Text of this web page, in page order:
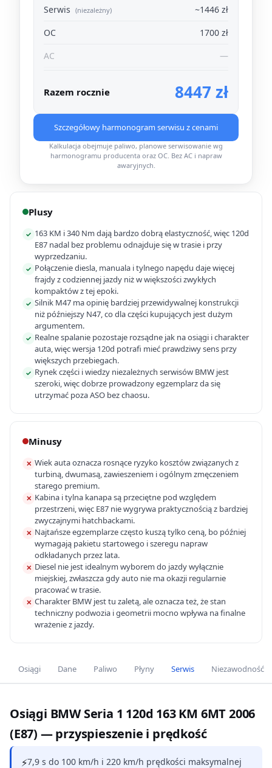
Serwis (niezależny)
~1446 zł
OC
1700 zł
AC
—
Razem rocznie 8447 zł
Szczegółowy harmonogram serwisu z cenami
Kalkulacja obejmuje paliwo, planowe serwisowanie wg
harmonogramu producenta oraz OC. Bez AC i napraw
awaryjnych.
Plusy
✓ 163 KM i 340 Nm dają bardzo dobrą elastyczność, więc 120d
E87 nadal bez problemu odnajduje się w trasie i przy
wyprzedzaniu.
✓ Połączenie diesla, manuala i tylnego napędu daje więcej
frajdy z codziennej jazdy niż w większości zwykłych
kompaktów z tej epoki.
✓ Silnik M47 ma opinię bardziej przewidywalnej konstrukcji
niż późniejszy N47, co dla części kupujących jest dużym
argumentem.
✓ Realne spalanie pozostaje rozsądne jak na osiągi i charakter
auta, więc wersja 120d potrafi mieć prawdziwy sens przy
większych przebiegach.
✓ Rynek części i wiedzy niezależnych serwisów BMW jest
szeroki, więc dobrze prowadzony egzemplarz da się
utrzymać poza ASO bez chaosu.
Minusy
✕ Wiek auta oznacza rosnące ryzyko kosztów związanych z
turbiną, dwumasą, zawieszeniem i ogólnym zmęczeniem
starego premium.
✕ Kabina i tylna kanapa są przeciętne pod względem
przestrzeni, więc E87 nie wygrywa praktycznością z bardziej
zwyczajnymi hatchbackami.
✕ Najtańsze egzemplarze często kuszą tylko ceną, bo później
wymagają pakietu startowego i szeregu napraw
odkładanych przez lata.
✕ Diesel nie jest idealnym wyborem do jazdy wyłącznie
miejskiej, zwłaszcza gdy auto nie ma okazji regularnie
pracować w trasie.
✕ Charakter BMW jest tu zaletą, ale oznacza też, że stan
techniczny podwozia i geometrii mocno wpływa na finalne
wrażenie z jazdy.
Osiągi Dane Paliwo Płyny Serwis Niezawodność
Osiągi BMW Seria 1 120d 163 KM 6MT 2006
(E87) — przyspieszenie i prędkość
⚡7,9 s do 100 km/h i 220 km/h prędkości maksymalnej